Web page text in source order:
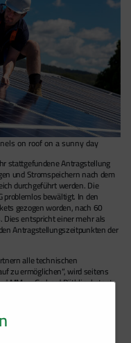
on roof on a sunny day
stattgefundene Antragstellung
und Stromspeichern nach dem
durchgeführt werden. Die
problemlos bewältigt. In den
gezogen worden, nach 60
entspricht einer mehr als
Antragstellungszeitpunkten der
alle technischen
zu ermöglichen“, wird seitens
MMag. Gerhard Röthlin, betont.
11 Uhr) sieben Tage Zeit,
Photovoltaikanlagen und
für die Investitionsförderung
wie nie zuvor.